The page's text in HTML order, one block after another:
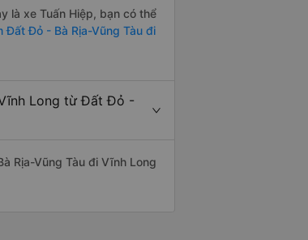
là xe Tuấn Hiệp, bạn có thể
Đất Đỏ - Bà Rịa-Vũng Tàu đi
Long từ Đất Đỏ -
Rịa-Vũng Tàu đi Vĩnh Long